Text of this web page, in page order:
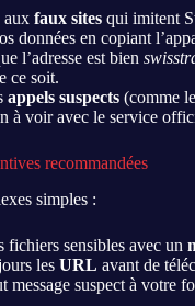
aux faux sites qui imitent
données en copiant
l’adresse est bien
ce soit.
appels suspects (comme
à voir avec le service
recommandées
simples :
fichiers sensibles avec un
les URL avant de
message suspect à votre